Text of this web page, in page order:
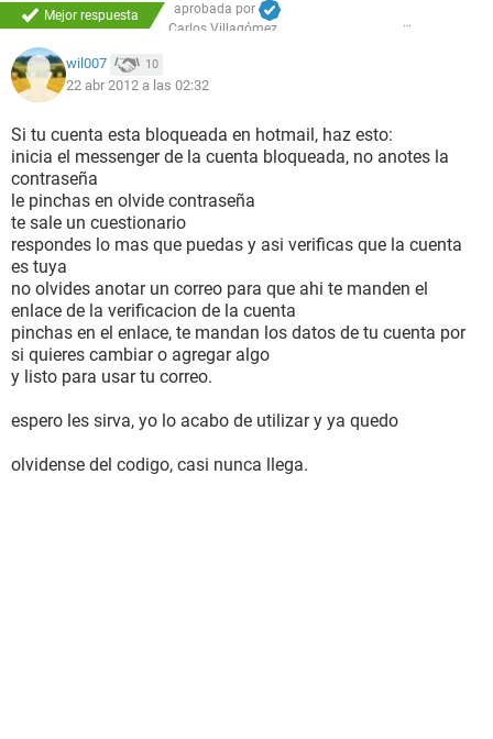
Mejor respuesta
aprobada por
Carlos Villagómez
wil007 10
22 abr 2012 a las 02:32
Si tu cuenta esta bloqueada en hotmail, haz esto:
inicia el messenger de la cuenta bloqueada, no anotes la
contraseña
le pinchas en olvide contraseña
te sale un cuestionario
respondes lo mas que puedas y asi verificas que la cuenta
es tuya
no olvides anotar un correo para que ahi te manden el
enlace de la verificacion de la cuenta
pinchas en el enlace, te mandan los datos de tu cuenta por
si quieres cambiar o agregar algo
y listo para usar tu correo.
espero les sirva, yo lo acabo de utilizar y ya quedo
olvidense del codigo, casi nunca llega.